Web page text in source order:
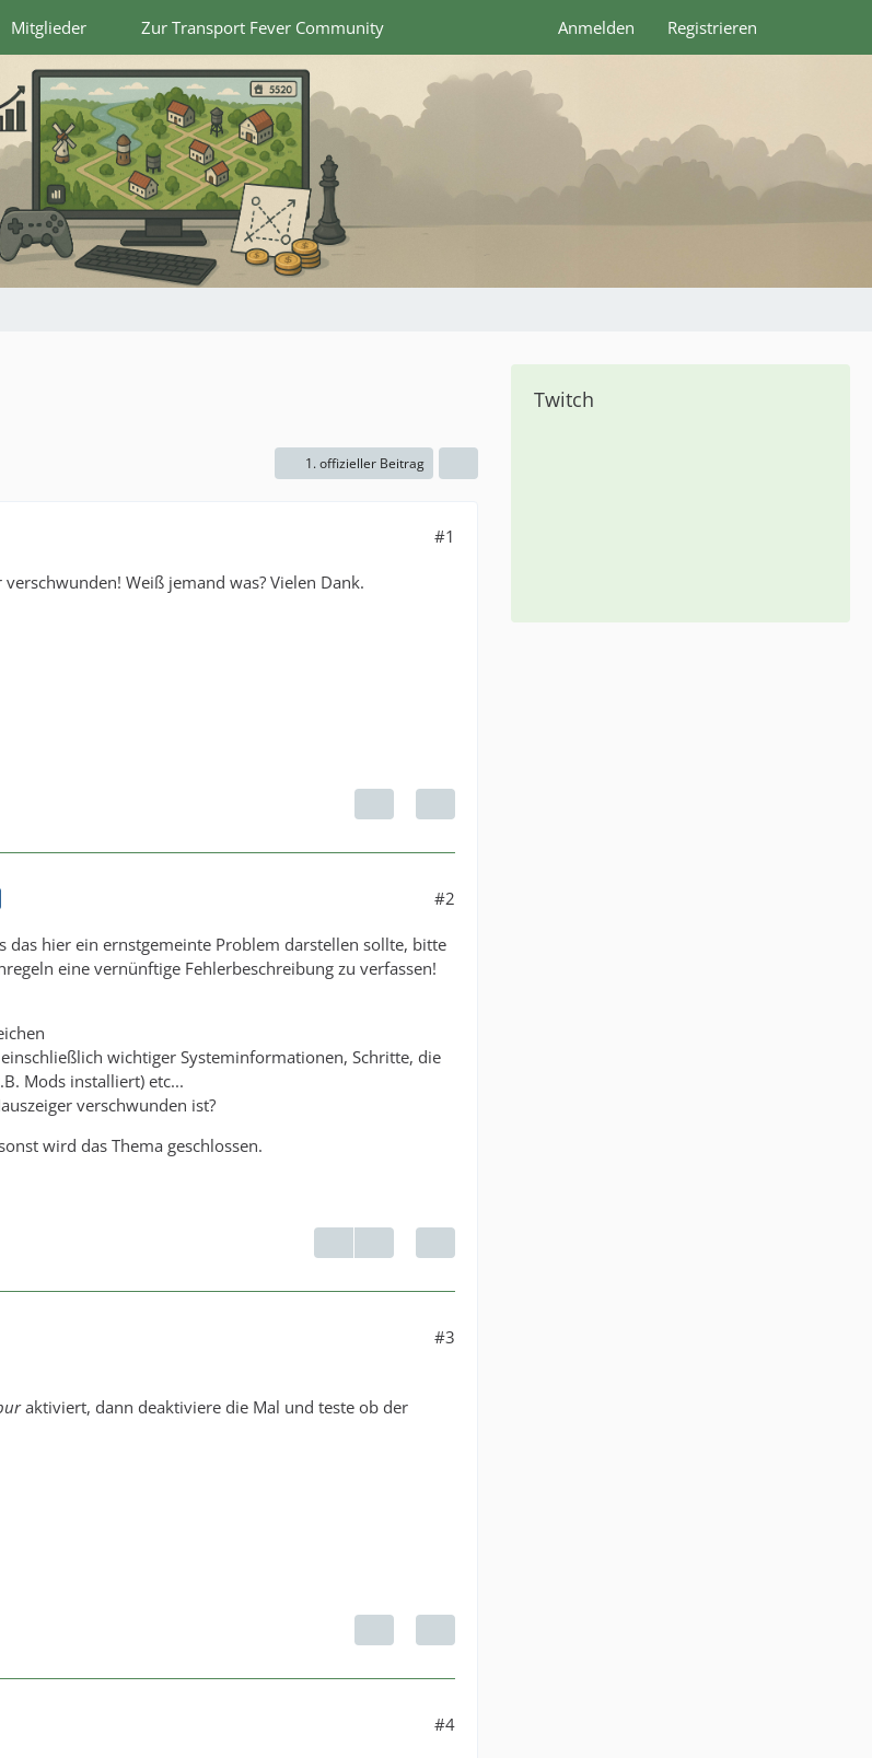
Mitglieder Zur Transport Fever Community Anmelden Registrieren
1. offizieller Beitrag
#1
Weiß jemand was? Vielen Dank.
#2
das hier ein ernstgemeinte Problem darstellen sollte, bitte
eine vernünftige Fehlerbeschreibung zu verfassen!
wichtiger Systeminformationen, Schritte, die
Mods installiert) etc...
verschwunden ist?
wird das Thema geschlossen.
#3
aktiviert, dann deaktiviere die Mal und teste ob der
#4
Twitch